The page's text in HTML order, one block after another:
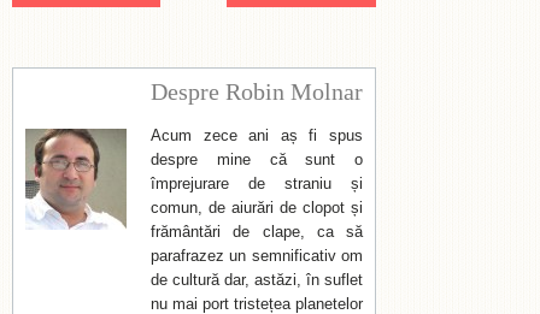
Despre Robin Molnar
Acum zece ani aș fi spus
despre mine că sunt o
împrejurare de straniu și
comun, de aiurări de clopot și
frământări de clape, ca să
parafrazez un semnificativ om
de cultură dar, astăzi, în suflet
nu mai port tristețea planetelor